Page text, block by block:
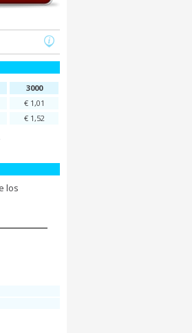
3000
€ 1,01
€ 1,52
los